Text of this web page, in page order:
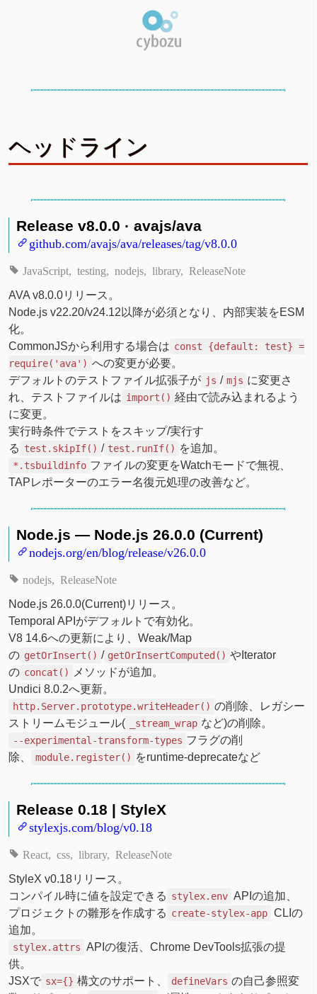
ヘッドライン
Release v8.0.0 · avajs/ava
github.com/avajs/ava/releases/tag/v8.0.0
JavaScript testing nodejs library ReleaseNote
AVA v8.0.0リリース。
Node.js v22.20/v24.12以降が必須となり、内部実装をESM
化。
CommonJSから利用する場合は const {default: test} =
require('ava') への変更が必要。
デフォルトのテストファイル拡張子が js / mjs に変更さ
れ、テストファイルは import() 経由で読み込まれるよう
に変更。
実行時条件でテストをスキップ/実行す
る test.skipIf() / test.runIf() を追加。
*.tsbuildinfo ファイルの変更をWatchモードで無視、
TAPレポーターのエラー名復元処理の改善など。
Node.js — Node.js 26.0.0 (Current)
nodejs.org/en/blog/release/v26.0.0
nodejs ReleaseNote
Node.js 26.0.0(Current)リリース。
Temporal APIがデフォルトで有効化。
V8 14.6への更新により、Weak/Map
の getOrInsert() / getOrInsertComputed() やIterator
の concat()
メソッドが追加。
Undici 8.0.2へ更新。
http.Server.prototype.writeHeader() の削除、レガシー
ストリームモジュール(
_stream_wrap など)の削除。
--experimental-transform-types フラグの削
除、
module.register() をruntime-deprecateなど
Release 0.18 | StyleX
stylexjs.com/blog/v0.18
React css library ReleaseNote
StyleX v0.18リリース。
コンパイル時に値を設定できる stylex.env APIの追加、
プロジェクトの雛形を作成する create-stylex-app CLIの
追加。
stylex.attrs APIの復活、Chrome DevTools拡張の提
供。
JSXで sx={} 構文のサポート、 defineVars の自己参照変